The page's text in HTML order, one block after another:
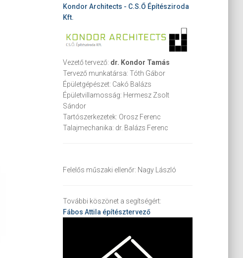
Kondor Architects - C.S.Ő Építésziroda
Kft.
Vezető tervező: dr. Kondor Tamás
Tervező munkatársa: Tóth Gábor
Épületgépészet: Cakó Balázs
Épületvillamosság: Hermesz Zsolt
Sándor
Tartószerkezetek: Orosz Ferenc
Talajmechanika: dr. Balázs Ferenc
Felelős műszaki ellenőr: Nagy László
További köszönet a segítségért:
Fábos Attila építésztervező